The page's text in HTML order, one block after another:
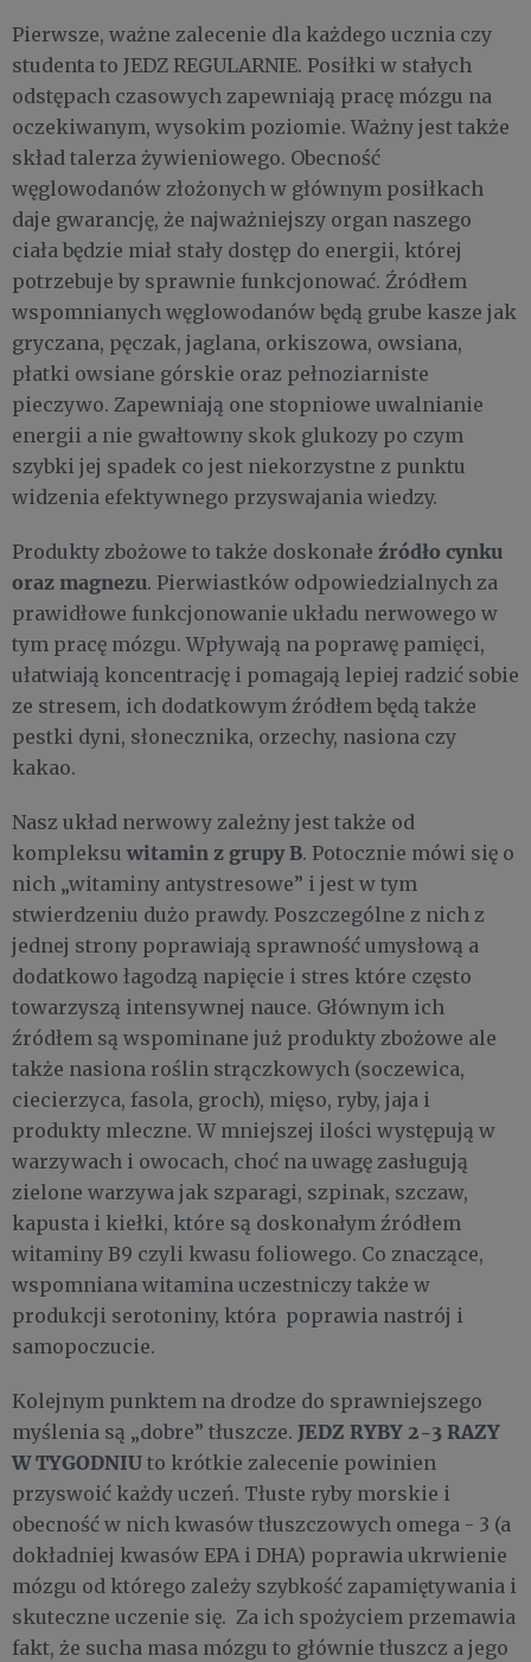
Pierwsze, ważne zalecenie dla każdego ucznia czy
studenta to JEDZ REGULARNIE. Posiłki w stałych
odstępach czasowych zapewniają pracę mózgu na
oczekiwanym, wysokim poziomie. Ważny jest także
skład talerza żywieniowego. Obecność
węglowodanów złożonych w głównym posiłkach
daje gwarancję, że najważniejszy organ naszego
ciała będzie miał stały dostęp do energii, której
potrzebuje by sprawnie funkcjonować. Źródłem
wspomnianych węglowodanów będą grube kasze jak
gryczana, pęczak, jaglana, orkiszowa, owsiana,
płatki owsiane górskie oraz pełnoziarniste
pieczywo. Zapewniają one stopniowe uwalnianie
energii a nie gwałtowny skok glukozy po czym
szybki jej spadek co jest niekorzystne z punktu
widzenia efektywnego przyswajania wiedzy.
Produkty zbożowe to także doskonałe źródło cynku
oraz magnezu. Pierwiastków odpowiedzialnych za
prawidłowe funkcjonowanie układu nerwowego w
tym pracę mózgu. Wpływają na poprawę pamięci,
ułatwiają koncentrację i pomagają lepiej radzić sobie
ze stresem, ich dodatkowym źródłem będą także
pestki dyni, słonecznika, orzechy, nasiona czy
kakao.
Nasz układ nerwowy zależny jest także od
kompleksu witamin z grupy B. Potocznie mówi się o
nich „witaminy antystresowe” i jest w tym
stwierdzeniu dużo prawdy. Poszczególne z nich z
jednej strony poprawiają sprawność umysłową a
dodatkowo łagodzą napięcie i stres które często
towarzyszą intensywnej nauce. Głównym ich
źródłem są wspominane już produkty zbożowe ale
także nasiona roślin strączkowych (soczewica,
ciecierzyca, fasola, groch), mięso, ryby, jaja i
produkty mleczne. W mniejszej ilości występują w
warzywach i owocach, choć na uwagę zasługują
zielone warzywa jak szparagi, szpinak, szczaw,
kapusta i kiełki, które są doskonałym źródłem
witaminy B9 czyli kwasu foliowego. Co znaczące,
wspomniana witamina uczestniczy także w
produkcji serotoniny, która poprawia nastrój i
samopoczucie.
Kolejnym punktem na drodze do sprawniejszego
myślenia są „dobre” tłuszcze. JEDZ RYBY 2-3 RAZY
W TYGODNIU to krótkie zalecenie powinien
przyswoić każdy uczeń. Tłuste ryby morskie i
obecność w nich kwasów tłuszczowych omega - 3 (a
dokładniej kwasów EPA i DHA) poprawia ukrwienie
mózgu od którego zależy szybkość zapamiętywania i
skuteczne uczenie się. Za ich spożyciem przemawia
fakt, że sucha masa mózgu to głównie tłuszcz a jego